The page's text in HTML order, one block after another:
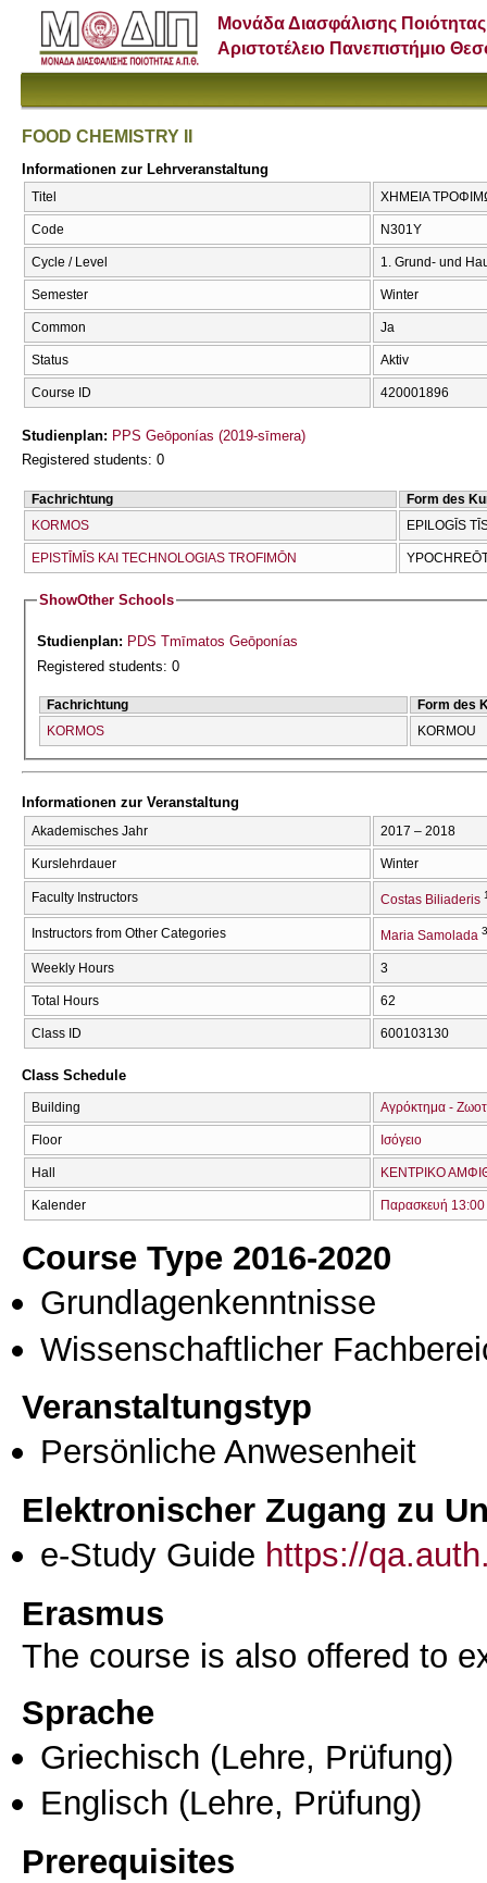
Μονάδα Διασφάλισης Ποιότητας
Αριστοτέλειο Πανεπιστήμιο
FOOD CHEMISTRY II
Informationen zur Lehrveranstaltung
Titel ΧΗΜΕΙΑ
Code Ν301Υ
Cycle / Level 1. Grund- und
Semester Winter
Common Ja
Status Aktiv
Course ID 420001896
Studienplan: PPS Geōponías (2019-sīmera)
Registered students: 0
Fachrichtung
Form des
KORMOS
EPILOGĪS
EPISTĪMĪS KAI TECΗNOLOGIAS TROFIMŌN
ShowOther Schools
Studienplan: PDS Tmīmatos Geōponías
Registered students: 0
Fachrichtung
Form des
KORMOS
KORMOU
Informationen zur Veranstaltung
Akademisches Jahr 2017 – 2018
Kurslehrdauer Winter
Faculty Instructors Costas Biliaderis
Instructors from Other Categories Maria Samolada
Weekly Hours 3
Total Hours 62
Class ID 600103130
Class Schedule
Building Αγρόκτημα -
Floor Ισόγειο
Hall ΚΕΝΤΡΙΚΟ
Kalender Παρασκευή
Course Type 2016-2020
Grundlagenkenntnisse
Wissenschaftlicher
Veranstaltungstyp
Persönliche Anwesenheit
Elektronischer Zugang zu
e-Study Guide https://
Erasmus
The course is also offered to
Sprache
Griechisch (Lehre, Prüfung)
Englisch (Lehre, Prüfung)
Prerequisites